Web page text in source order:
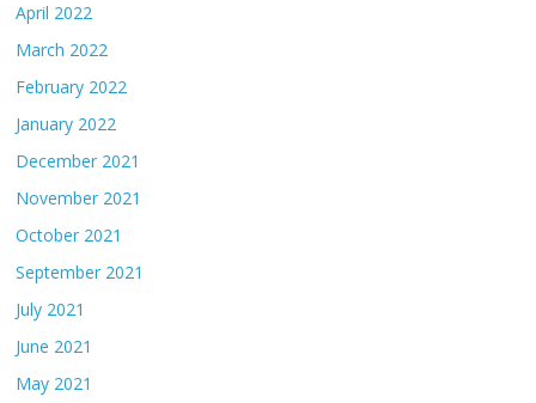
April 2022
March 2022
February 2022
January 2022
December 2021
November 2021
October 2021
September 2021
July 2021
June 2021
May 2021